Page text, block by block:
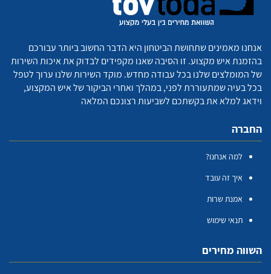
אנחנו מאמינים שתחושת הביטחון היא הדבר החשוב ביותר עבורכם
בהזמנת איש מקצוע. זו הסיבה שאנו מקפידים לבדוק את איכות השירות
של המומלצים שלנו בכל עבודה מחדש. מוקד השירות שלנו ערוך לטפל
בכל בעיה שמתעוררת לפני, במהלך ואחרי הביקור של איש המקצוע,
וידאג למלא את בקשתכם לשביעות רצונכם המלאה
החברה
למה אנחנו?
איך זה עובד
אמנת שרות
תנאי שימוש
השווה מחירים